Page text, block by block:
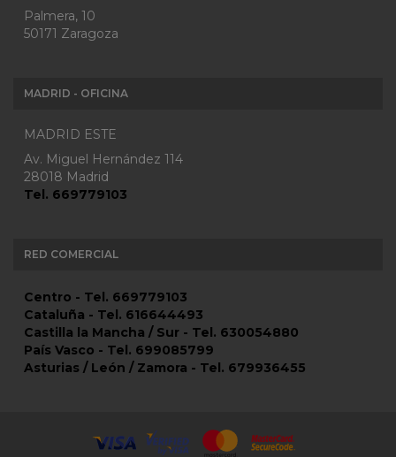
Palmera, 10
50171 Zaragoza
MADRID - OFICINA
MADRID ESTE
Av. Miguel Hernández 114
28018 Madrid
Tel. 669779103
RED COMERCIAL
Centro - Tel. 669779103
Cataluña - Tel. 616644493
Castilla la Mancha / Sur - Tel. 630054880
País Vasco - Tel. 699085799
Asturias / León / Zamora - Tel. 679936455